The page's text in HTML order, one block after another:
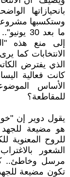
بانحيازاتها
وستكسبها
ما بعد
إلى منع هذه
الانتخابات كما
الذي يفترض
كانت فعالية
الأساس
للمقاطعة؟
يقول دوير إن
هو مضيعة للجهد
للروح المعنوية
الشعور
مرسل وخاطئ..
تكون مضيعة